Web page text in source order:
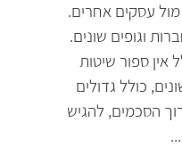
עסקים אחרים.
וגופים שונים.
אין ספור שיטות
כולל גדולים
הסכמים, להגיש